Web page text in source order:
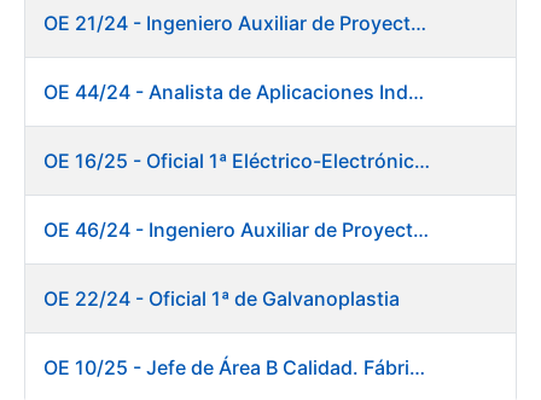
OE 21/24 - Ingeniero Auxiliar de Proyectos
OE 44/24 - Analista de Aplicaciones Industriales
OE 16/25 - Oficial 1ª Eléctrico-Electrónico Fábrica Papel
OE 46/24 - Ingeniero Auxiliar de Proyectos. Ceres
OE 22/24 - Oficial 1ª de Galvanoplastia
OE 10/25 - Jefe de Área B Calidad. Fábrica Papel